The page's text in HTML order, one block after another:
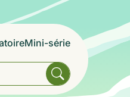
Mini-série